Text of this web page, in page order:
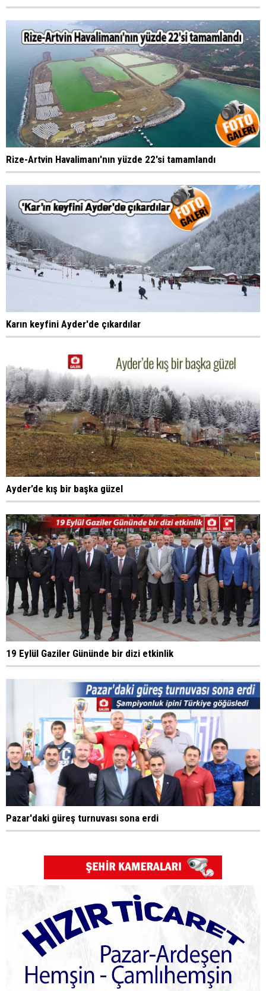
Rize-Artvin Havalimanı'nın yüzde 22'si tamamlandı
Karın keyfini Ayder'de çıkardılar
Ayder’de kış bir başka güzel
19 Eylül Gaziler Gününde bir dizi etkinlik
Pazar'daki güreş turnuvası sona erdi